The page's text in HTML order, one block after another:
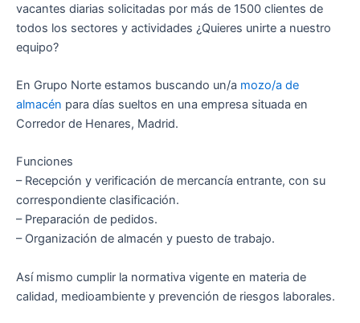
vacantes diarias solicitadas por más de 1500 clientes de
todos los sectores y actividades ¿Quieres unirte a nuestro
equipo?
En Grupo Norte estamos buscando un/a mozo/a de
almacén para días sueltos en una empresa situada en
Corredor de Henares, Madrid.
Funciones
– Recepción y verificación de mercancía entrante, con su
correspondiente clasificación.
– Preparación de pedidos.
– Organización de almacén y puesto de trabajo.
Así mismo cumplir la normativa vigente en materia de
calidad, medioambiente y prevención de riesgos laborales.